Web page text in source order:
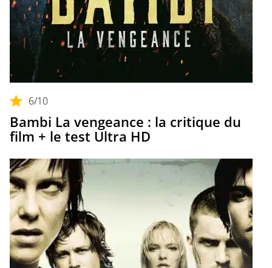
6/10
Bambi La vengeance : la critique du
film + le test Ultra HD